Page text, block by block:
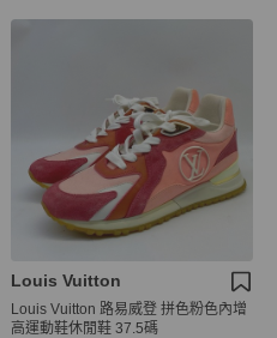
Louis Vuitton
Louis Vuitton 路易威登 拼色粉色內增
高運動鞋休閒鞋 37.5碼